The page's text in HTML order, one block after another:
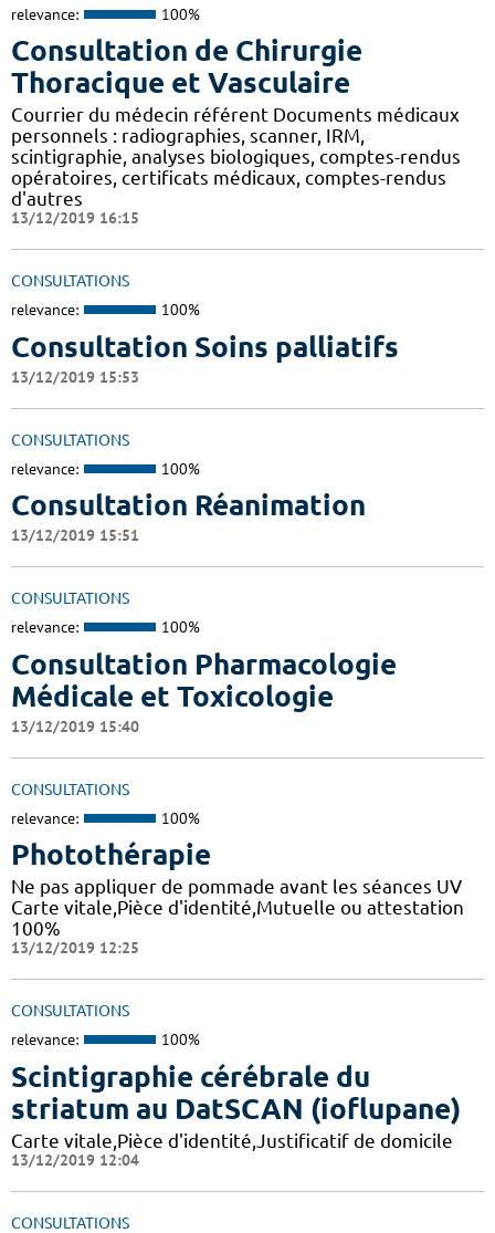
relevance: 100%
Consultation de Chirurgie
Thoracique et Vasculaire
Courrier du médecin référent Documents médicaux
personnels : radiographies, scanner, IRM,
scintigraphie, analyses biologiques, comptes-rendus
opératoires, certificats médicaux, comptes-rendus
d'autres
13/12/2019 16:15
CONSULTATIONS
relevance: 100%
Consultation Soins palliatifs
13/12/2019 15:53
CONSULTATIONS
relevance: 100%
Consultation Réanimation
13/12/2019 15:51
CONSULTATIONS
relevance: 100%
Consultation Pharmacologie
Médicale et Toxicologie
13/12/2019 15:40
CONSULTATIONS
relevance: 100%
Photothérapie
Ne pas appliquer de pommade avant les séances UV
Carte vitale,Pièce d'identité,Mutuelle ou attestation
100%
13/12/2019 12:25
CONSULTATIONS
relevance: 100%
Scintigraphie cérébrale du
striatum au DatSCAN (ioflupane)
Carte vitale,Pièce d'identité,Justificatif de domicile
13/12/2019 12:04
CONSULTATIONS